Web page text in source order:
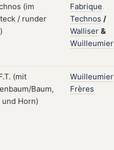
Fabrique
Technos /
Walliser &
Wuilleumier
Wuilleumier
Frères